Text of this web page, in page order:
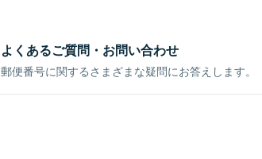
よくあるご質問・お問い合わせ
郵便番号に関するさまざまな疑問にお答えします。